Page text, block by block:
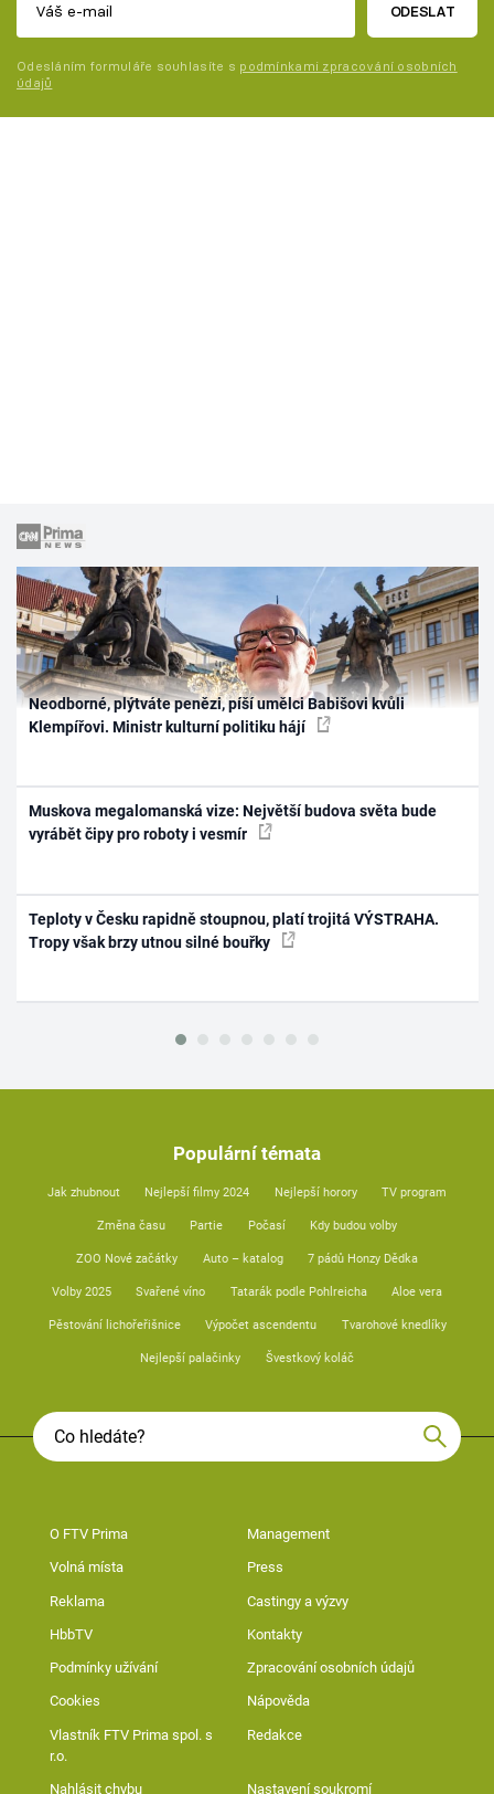
ODESLAT
Odesláním formuláře souhlasíte s podmínkami zpracování osobních
údajů
Neodborné, plýtváte penězi, píší umělci Babišovi kvůli
Klempířovi. Ministr kulturní politiku hájí
Muskova megalomanská vize: Největší budova světa bude
vyrábět čipy pro roboty i vesmír
Teploty v Česku rapidně stoupnou, platí trojitá VÝSTRAHA.
Tropy však brzy utnou silné bouřky
Populární témata
Jak zhubnout Nejlepší filmy 2024 Nejlepší horory TV program
Změna času Partie Počasí Kdy budou volby
ZOO Nové začátky Auto – katalog 7 pádů Honzy Dědka
Volby 2025 Svařené víno Tatarák podle Pohlreicha Aloe vera
Pěstování lichořeřišnice Výpočet ascendentu Tvarohové knedlíky
Nejlepší palačinky Švestkový koláč
O FTV Prima Management
Volná místa Press
Reklama Castingy a výzvy
HbbTV Kontakty
Podmínky užívání Zpracování osobních údajů
Cookies Nápověda
Vlastník FTV Prima spol. s
r.o.
Redakce
Nahlásit chybu Nastavení soukromí